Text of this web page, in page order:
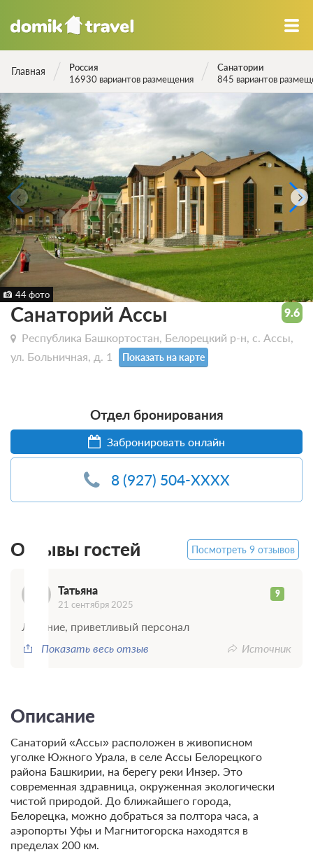
Главная
Россия
16930 вариантов размещения
Санатории
845 вариантов
44 фото
Санаторий Ассы
Республика Башкортостан, Белорецкий р-н, с. Ассы,
ул. Больничная, д. 1
Показать на карте
Отдел бронирования
Забронировать онлайн
8 (927) 504-XXXX
9.6
Отзывы гостей Посмотреть 9 отзывов
Татьяна 9
21 сентября 2025
Лечение, приветливый персонал
Показать весь отзыв
Источник
Описание
Санаторий «Ассы» расположен в живописном
уголке Южного Урала, в селе Ассы Белорецкого
района Башкирии, на берегу реки Инзер. Это
современная здравница, окруженная экологически
чистой природой. До ближайшего города,
Белорецка, можно добраться за полтора часа, а
аэропорты Уфы и Магнитогорска находятся в
пределах 200 км.